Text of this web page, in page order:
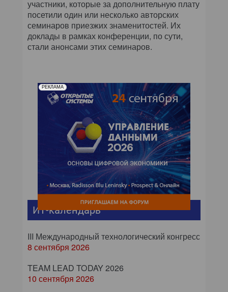
участники, которые за дополнительную плату
посетили один или несколько авторских
семинаров приезжих знаменитостей. Их
доклады в рамках конференции, по сути,
стали анонсами этих семинаров.
РЕКЛАМА
ИТ-календарь
III Международный технологический конгресс
8 сентября 2026
TEAM LEAD TODAY 2026
10 сентября 2026